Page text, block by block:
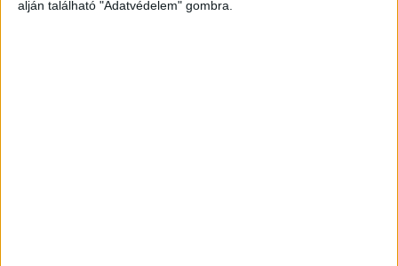
alján található "Adatvédelem" gombra.